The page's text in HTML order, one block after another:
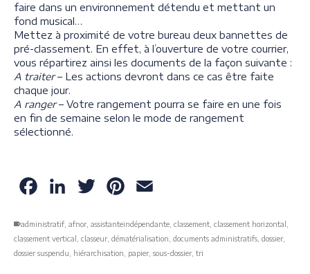
faire dans un environnement détendu et mettant un
fond musical…
Mettez à proximité de votre bureau deux bannettes de
pré-classement. En effet, à l’ouverture de votre courrier,
vous répartirez ainsi les documents de la façon suivante :
A traiter– Les actions devront dans ce cas être faite
chaque jour.
A ranger– Votre rangement pourra se faire en une fois
en fin de semaine selon le mode de rangement
sélectionné.
FacebookLinkedInTwitterPinterest
administratif afnor, assistanteindépendante classement classement horizontal
classement vertical
classeur, dématérialisation documents administratifs dossier,
dossier suspendu
hiérarchisation papier, sous-dossier, tri